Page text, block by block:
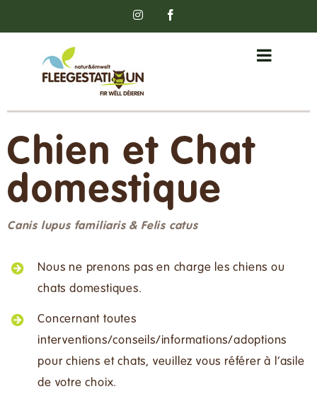
Instagram
Chien et Chat
domestique
Canis lupus familiaris & Felis catus
Nous ne prenons pas en charge les chiens ou
chats domestiques.
Concernant toutes
interventions/conseils/informations/adoptions
pour chiens et chats, veuillez vous référer à l’asile
de votre choix.